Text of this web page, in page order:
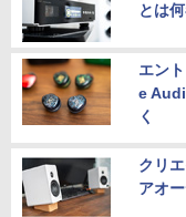
とは
エン
e
く
クリ
アオ